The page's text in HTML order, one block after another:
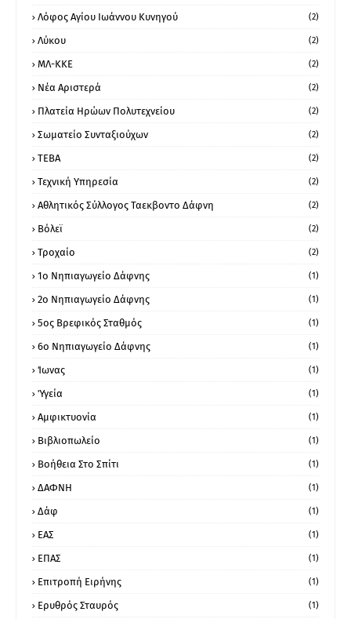
Λόφος Αγίου Ιωάννου Κυνηγού (2)
Λύκου (2)
ΜΛ-ΚΚΕ (2)
Νέα Αριστερά (2)
Πλατεία Ηρώων Πολυτεχνείου (2)
Σωματείο Συνταξιούχων (2)
ΤΕΒΑ (2)
Τεχνική Υπηρεσία (2)
Αθλητικός Σύλλογος Ταεκβοντο Δάφνη (2)
Βόλεϊ (2)
Τροχαίο (2)
1ο Νηπιαγωγείο Δάφνης (1)
2ο Νηπιαγωγείο Δάφνης (1)
5ος Βρεφικός Σταθμός (1)
6ο Νηπιαγωγείο Δάφνης (1)
Ίωνας (1)
Ύγεία (1)
Αμφικτυονία (1)
Βιβλιοπωλείο (1)
Βοήθεια Στο Σπίτι (1)
ΔΑΦΝΗ (1)
Δάφ (1)
ΕΑΣ (1)
ΕΠΑΣ (1)
Επιτροπή Ειρήνης (1)
Ερυθρός Σταυρός (1)